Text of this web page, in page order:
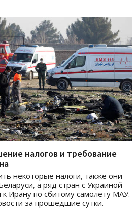
налогов и требование
некоторые налоги, также они
а ряд стран с Украиной
Ирану по сбитому самолету МАУ.
за прошедшие сутки.